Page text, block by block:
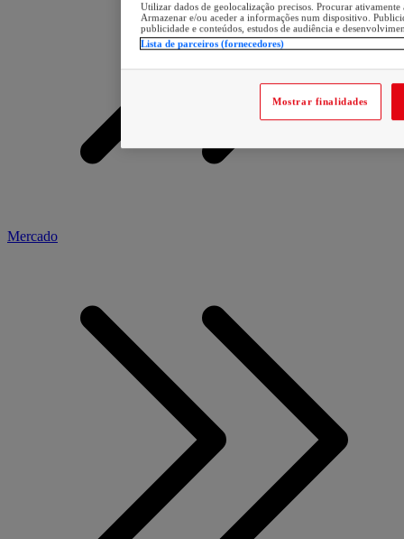
Mercado
Utilizar dados de geolocalização precisos. Procurar
Armazenar e/ou aceder a informações num dispositivo.
publicidade e conteúdos, estudos de audiência e
Lista de parceiros (fornecedores)
Mostrar finalidades